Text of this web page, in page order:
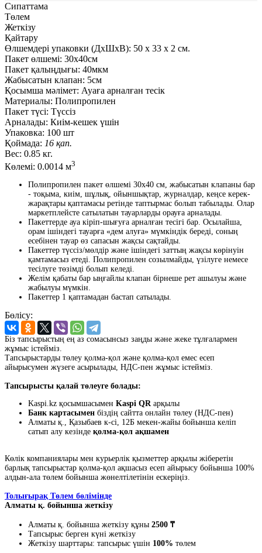
Сипаттама
Төлем
Жеткізу
Қайтару
Өлшемдері упаковки (ДxШxВ): 50 x 33 x 2 см.
Пакет өлшемі: 30x40см
Пакет қалыңдығы: 40мкм
Жабысатын клапан: 5см
Қосымша мәлімет: Ауаға арналған тесік
Материалы: Полипропилен
Пакет түсі: Түссіз
Арналады: Киім-кешек үшін
Упаковка: 100 шт
Қоймада: 16 қап.
Вес: 0.85 кг.
Көлемі: 0.0014 м3
Полипропилен пакет өлшемі 30x40 см, жабысатын клапаны бар
- тоқыма, киім, шұлық, ойыншықтар, журналдар, кеңсе керек-
жарақтары қаптамасы ретінде таптырмас болып табылады. Олар
маркетплейсте сатылатын тауарларды орауға арналады.
Пакеттерде ауа кіріп-шығуға арналған тесігі бар. Осылайша,
орам ішіндегі тауарға «дем алуға» мүмкіндік береді, соның
есебінен тауар өз сапасын жақсы сақтайды.
Пакеттер түссіз/мөлдір және ішіндегі заттың жақсы көрінуін
қамтамасыз етеді. Полипропилен созылмайды, үзілуге немесе
тесілуге төзімді болып келеді.
Желім қабаты бар ыңғайлы клапан бірнеше рет ашылуы және
жабылуы мүмкін.
Пакеттер 1 қаптамадан бастап сатылады.
Бөлісу:
Біз тапсырыстың ең аз сомасынсыз заңды және жеке тұлғалармен
жұмыс істейміз.
Тапсырыстарды төлеу қолма-қол және қолма-қол емес есеп
айырысумен жүзеге асырылады, НДС-пен жұмыс істейміз.
Тапсырысты қалай төлеуге болады:
Kaspi.kz қосымшасымен Kaspi QRарқылы
Банк картасымен біздің сайтта онлайн төлеу (НДС-пен)
Алматы қ., Қазыбаев к-сі, 12Б мекен-жайы бойынша келіп
сатып алу кезінде қолма-қол ақшамен
Көлік компаниялары мен курьерлік қызметтер арқылы жіберетін
барлық тапсырыстар қолма-қол ақшасыз есеп айырысу бойынша 100%
алдын-ала төлем бойынша жөнелтілетінін ескеріңіз.
Толығырақ Төлем бөлімінде
Алматы қ. бойынша жеткізу
Алматы қ. бойынша жеткізу құны 2500 ₸
Тапсырыс берген күні жеткізу
Жеткізу шарттары: тапсырыс үшін 100% төлем